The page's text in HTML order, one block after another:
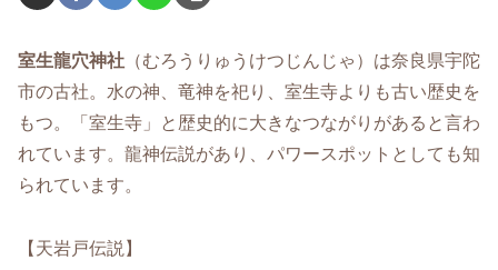
室生龍穴神社 （むろうりゅうけつじんじゃ）は奈良県宇陀
市の古社。水の神、竜神を祀り、室生寺よりも古い歴史を
もつ。「室生寺」と歴史的に大きなつながりがあると言わ
れています。龍神伝説があり、パワースポットとしても知
られています。
【天岩戸伝説】